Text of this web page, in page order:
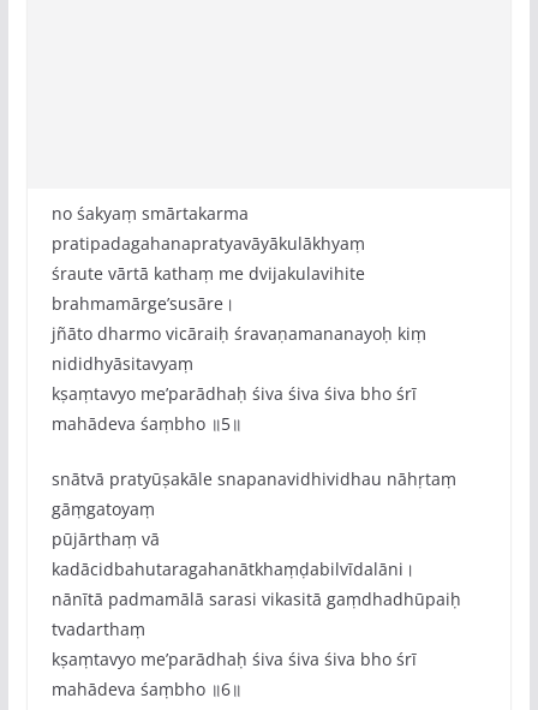
no śakyaṃ smārtakarma
pratipadagahanapratyavāyākulākhyaṃ
śraute vārtā kathaṃ me dvijakulavihite
brahmamārge‌’susāre।
jñāto dharmo vicāraiḥ śravaṇamananayoḥ kiṃ
nididhyāsitavyaṃ
kṣaṃtavyo me‌’parādhaḥ śiva śiva śiva bho śrī
mahādeva śaṃbho ॥5॥
snātvā pratyūṣakāle snapanavidhividhau nāhṛtaṃ
gāṃgatoyaṃ
pūjārthaṃ vā
kadācidbahutaragahanātkhaṃḍabilvīdalāni।
nānītā padmamālā sarasi vikasitā gaṃdhadhūpaiḥ
tvadarthaṃ
kṣaṃtavyo me‌’parādhaḥ śiva śiva śiva bho śrī
mahādeva śaṃbho ॥6॥